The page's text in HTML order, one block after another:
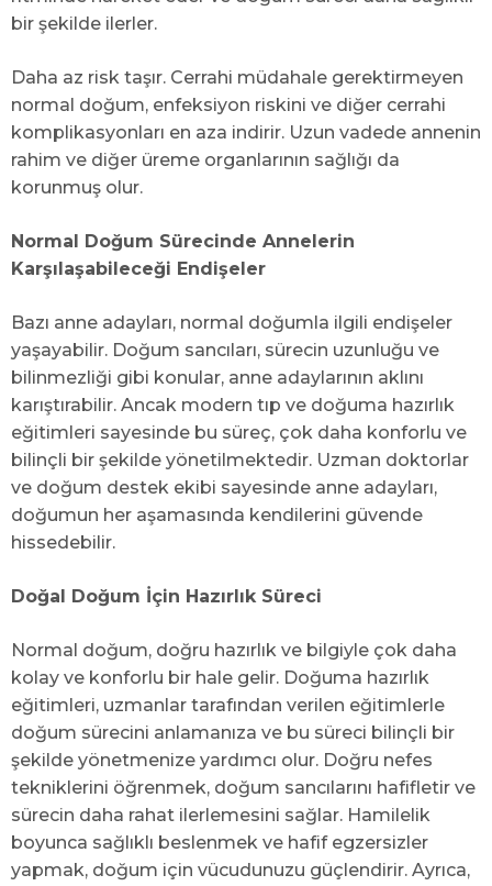
bir şekilde ilerler.
Daha az risk taşır. Cerrahi müdahale gerektirmeyen
normal doğum, enfeksiyon riskini ve diğer cerrahi
komplikasyonları en aza indirir. Uzun vadede annenin
rahim ve diğer üreme organlarının sağlığı da
korunmuş olur.
Normal Doğum Sürecinde Annelerin
Karşılaşabileceği Endişeler
Bazı anne adayları, normal doğumla ilgili endişeler
yaşayabilir. Doğum sancıları, sürecin uzunluğu ve
bilinmezliği gibi konular, anne adaylarının aklını
karıştırabilir. Ancak modern tıp ve doğuma hazırlık
eğitimleri sayesinde bu süreç, çok daha konforlu ve
bilinçli bir şekilde yönetilmektedir. Uzman doktorlar
ve doğum destek ekibi sayesinde anne adayları,
doğumun her aşamasında kendilerini güvende
hissedebilir.
Doğal Doğum İçin Hazırlık Süreci
Normal doğum, doğru hazırlık ve bilgiyle çok daha
kolay ve konforlu bir hale gelir. Doğuma hazırlık
eğitimleri, uzmanlar tarafından verilen eğitimlerle
doğum sürecini anlamanıza ve bu süreci bilinçli bir
şekilde yönetmenize yardımcı olur. Doğru nefes
tekniklerini öğrenmek, doğum sancılarını hafifletir ve
sürecin daha rahat ilerlemesini sağlar. Hamilelik
boyunca sağlıklı beslenmek ve hafif egzersizler
yapmak, doğum için vücudunuzu güçlendirir. Ayrıca,